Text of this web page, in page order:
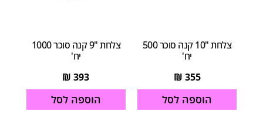
צלחת "10 קנה סוכר 500
יח'
355
₪
הוספה לסל
צלחת "9 קנה סוכר 1000
יח'
393
₪
הוספה לסל